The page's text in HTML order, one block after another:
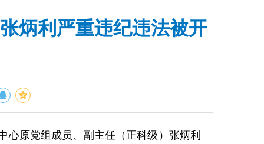
炳利严重违纪违法被开
原党组成员、副主任（正科级）张炳利